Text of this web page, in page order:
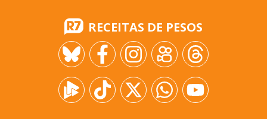
RECEITAS DE PESOS